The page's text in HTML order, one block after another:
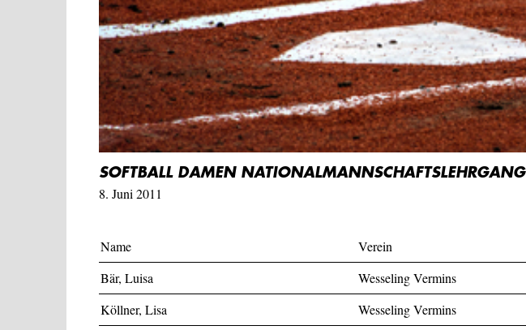
SOFTBALL DAMEN NATIONALMANNSCHAFTSLEHRGANG
8. Juni 2011
Name
Verein
Bär, Luisa
Wesseling Vermins
Köllner, Lisa
Wesseling Vermins